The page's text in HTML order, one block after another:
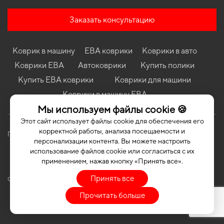
Мы используем файлы cookie 🍪
Этот сайт использует файлы cookie для обеспечения его
корректной работы, анализа посещаемости и
персонализации контента. Вы можете настроить
использование файлов cookie или согласиться с их
применением, нажав кнопку «Принять все».
Принять все
Прочитать больше
Коврики в салон Ford Focus (C346) 2010-2018 III поколение
Коврики в салон Hyundai Elantra (J2/J3) 1995-2000 II поколение
EU Universal
Коврики в салон Nissan Qashqai J11 2013 - 2017 II поколение EU
Crossover дорест
Коврики в салон Fiat Albea 2002-2012 I поколение EU Sedan
Заказать консультацию
Коврик в машину ЕВА коврики
Коврики в авто
Коврики ЕВА
Автоковрики
Купить полики
Купить ЕВА коврики
Коврики для машини
Коврики в машину ЕВА
Политика конфиденциальности Публичная оферта
COPYRIGHT | EVASOTA © 2026 | ALL RIGHTS RESERVED